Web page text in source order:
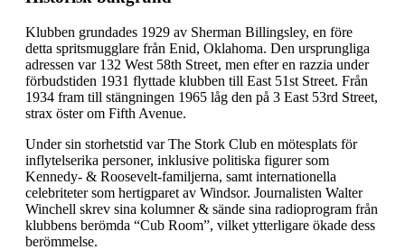
Klubben grundades 1929 av Sherman Billingsley, en före
detta spritsmugglare från Enid, Oklahoma. Den ursprungliga
adressen var 132 West 58th Street, men efter en razzia under
förbudstiden 1931 flyttade klubben till East 51st Street. Från
1934 fram till stängningen 1965 låg den på 3 East 53rd Street,
strax öster om Fifth Avenue.
Under sin storhetstid var The Stork Club en mötesplats för
inflytelserika personer, inklusive politiska figurer som
Kennedy- & Roosevelt-familjerna, samt internationella
celebriteter som hertigparet av Windsor. Journalisten Walter
Winchell skrev sina kolumner & sände sina radioprogram från
klubbens berömda “Cub Room”, vilket ytterligare ökade dess
berömmelse.